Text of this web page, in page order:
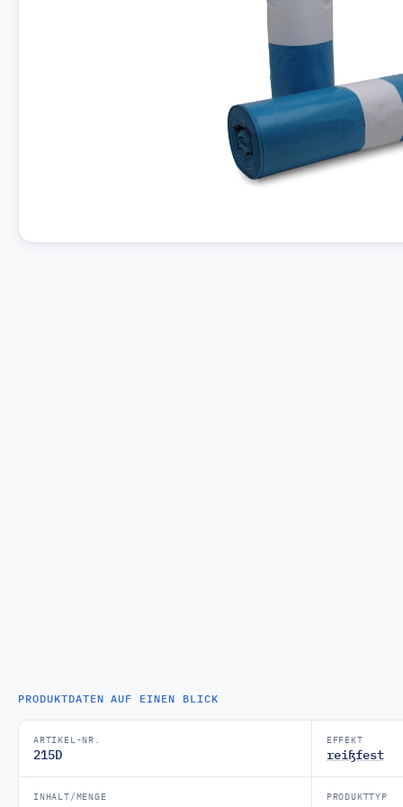
PRODUKTDATEN AUF EINEN BLICK
ARTIKEL-NR.
215D
EFFEKT
reißfest
INHALT/MENGE PRODUKTTYP